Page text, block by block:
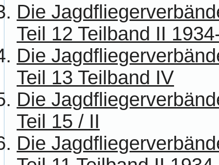
Die
Teil 12 Teilband II
Die
Teil 13 Teilband IV
Die
Teil 15 / II
Die